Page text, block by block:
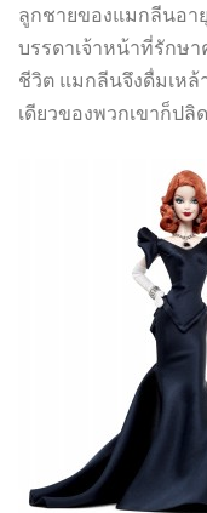
ลูกชายของแมกลีนอา
บรรดาเจ้าหน้าที่รักษ
ชีวิต แมกลีนจึงดื่มเห
เดียวของพวกเขาก็ป